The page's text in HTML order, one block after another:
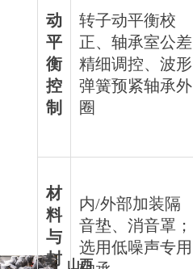
动
平
衡
控
制
转子动平衡校
正、轴承室公差
精细调控、波形
弹簧预紧轴承外
圈
材
料
与
封
内/外部加装隔
音垫、消音罩；
选用低噪声专用
山西